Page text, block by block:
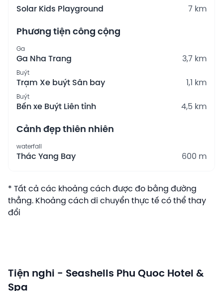
Solar Kids Playground
7 km
Phương tiện công cộng
Ga
Ga Nha Trang 3,7 km
Buýt
Trạm Xe buýt Sân bay 1,1 km
Buýt
Bến xe Buýt Liên tỉnh 4,5 km
Cảnh đẹp thiên nhiên
waterfall
Thác Yang Bay 600 m
* Tất cả các khoảng cách được đo bằng đường
thẳng. Khoảng cách di chuyển thực tế có thể thay
đổi
Tiện nghi - Seashells Phu Quoc Hotel &
Spa